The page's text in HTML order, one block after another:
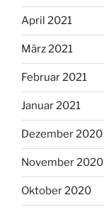
April 2021
März 2021
Februar 2021
Januar 2021
Dezember 2020
November 2020
Oktober 2020